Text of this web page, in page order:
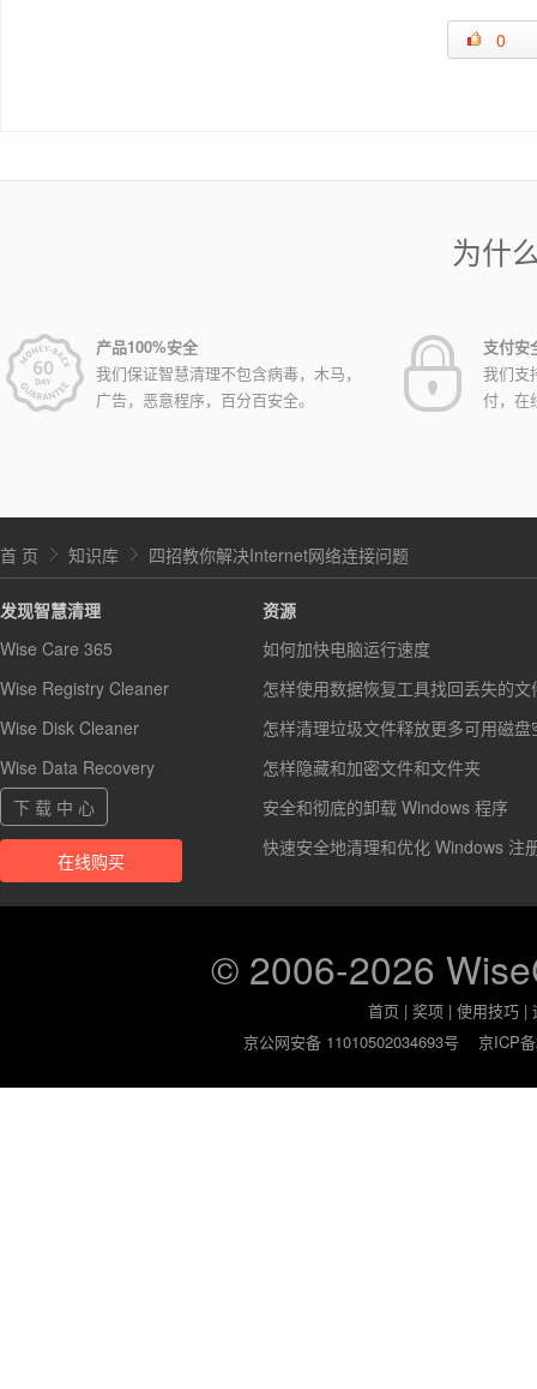
0
为什
产品100%安全
我们保证智慧清理不包含病毒，木马，
广告，恶意程序，百分百安全。
支付安
我们支
付，在
首 页 知识库 四招教你解决Internet网络连接问题
发现智慧清理
Wise Care 365
Wise Registry Cleaner
Wise Disk Cleaner
Wise Data Recovery
下 载 中 心
在线购买
资源
如何加快电脑运行速度
怎样使用数据恢复工具找回丢失的文
怎样清理垃圾文件释放更多可用磁盘
怎样隐藏和加密文件和文件夹
安全和彻底的卸载 Windows 程序
快速安全地清理和优化 Windows 注
© 2006-2026
首页 |奖项 |使用技巧 |
京公网安备 11010502034693号
京ICP